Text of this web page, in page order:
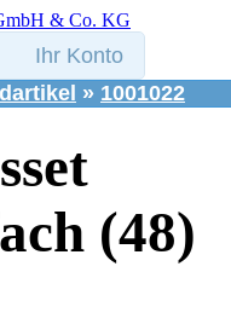
Ihr Konto
» 1001022
(48)